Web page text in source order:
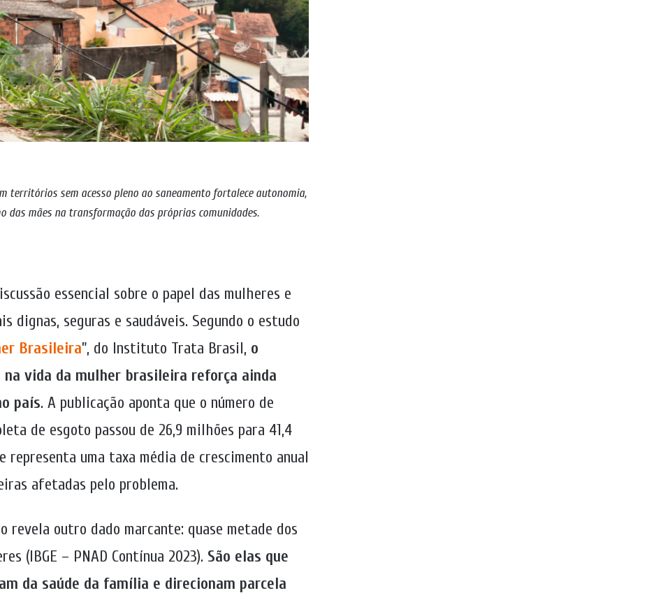
territórios sem acesso pleno ao saneamento fortalece autonomia,
das mães na transformação das próprias comunidades.
essencial sobre o papel das mulheres e
dignas, seguras e saudáveis. Segundo o estudo
Brasileira”, do Instituto Trata Brasil, o
vida da mulher brasileira reforça ainda
país. A publicação aponta que o número de
de esgoto passou de 26,9 milhões para 41,4
representa uma taxa média de crescimento anual
afetadas pelo problema.
revela outro dado marcante: quase metade dos
(IBGE – PNAD Contínua 2023). São elas que
da saúde da família e direcionam parcela